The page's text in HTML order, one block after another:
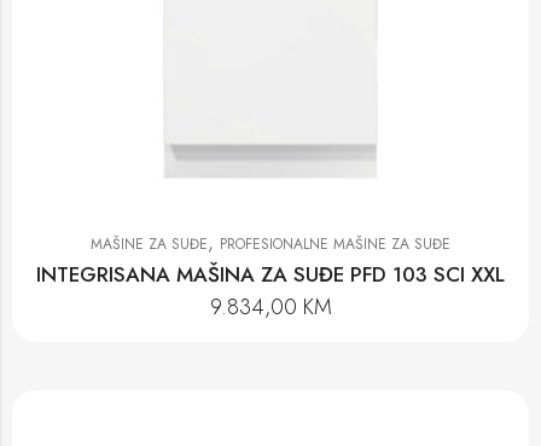
MAŠINE ZA SUĐE, PROFESIONALNE MAŠINE ZA SUĐE
INTEGRISANA MAŠINA ZA SUĐE PFD 103 SCI XXL
9.834,00 KM